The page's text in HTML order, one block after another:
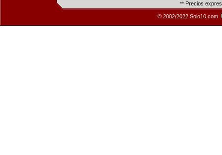
** Precios
© 2002/2022 Solo10.com